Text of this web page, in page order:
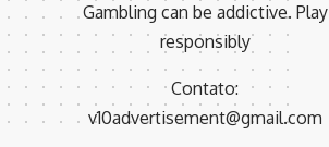
Gambling can be addictive. Play
responsibly
Contato:
v10advertisement@gmail.com